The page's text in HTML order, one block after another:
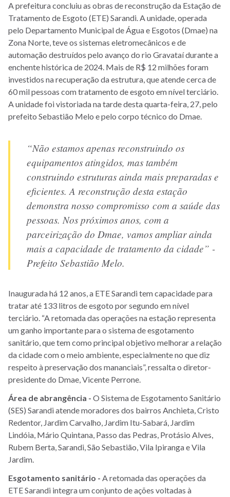
A prefeitura concluiu as obras de reconstrução da Estação de
Tratamento de Esgoto (ETE) Sarandi. A unidade, operada
pelo Departamento Municipal de Água e Esgotos (Dmae) na
Zona Norte, teve os sistemas eletromecânicos e de
automação destruídos pelo avanço do rio Gravataí durante a
enchente histórica de 2024. Mais de R$ 12 milhões foram
investidos na recuperação da estrutura, que atende cerca de
60 mil pessoas com tratamento de esgoto em nível terciário.
A unidade foi vistoriada na tarde desta quarta-feira, 27, pelo
prefeito Sebastião Melo e pelo corpo técnico do Dmae.
“Não estamos apenas reconstruindo os
equipamentos atingidos, mas também
construindo estruturas ainda mais preparadas e
eficientes. A reconstrução desta estação
demonstra nosso compromisso com a saúde das
pessoas. Nos próximos anos, com a
parceirização do Dmae, vamos ampliar ainda
mais a capacidade de tratamento da cidade” -
Prefeito Sebastião Melo.
Inaugurada há 12 anos, a ETE Sarandi tem capacidade para
tratar até 133 litros de esgoto por segundo em nível
terciário. “A retomada das operações na estação representa
um ganho importante para o sistema de esgotamento
sanitário, que tem como principal objetivo melhorar a relação
da cidade com o meio ambiente, especialmente no que diz
respeito à preservação dos mananciais”, ressalta o diretor-
presidente do Dmae, Vicente Perrone.
Área de abrangência - O Sistema de Esgotamento Sanitário
(SES) Sarandi atende moradores dos bairros Anchieta, Cristo
Redentor, Jardim Carvalho, Jardim Itu-Sabará, Jardim
Lindóia, Mário Quintana, Passo das Pedras, Protásio Alves,
Rubem Berta, Sarandi, São Sebastião, Vila Ipiranga e Vila
Jardim.
Esgotamento sanitário - A retomada das operações da
ETE Sarandi integra um conjunto de ações voltadas à